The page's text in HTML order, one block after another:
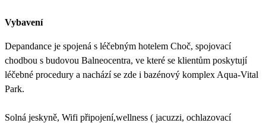
Vybavení
Depandance je spojená s léčebným hotelem Choč, spojovací
chodbou s budovou Balneocentra, ve které se klientům poskytují
léčebné procedury a nachází se zde i bazénový komplex Aqua-Vital
Park.
Solná jeskyně, Wifi připojení,wellness ( jacuzzi, ochlazovací